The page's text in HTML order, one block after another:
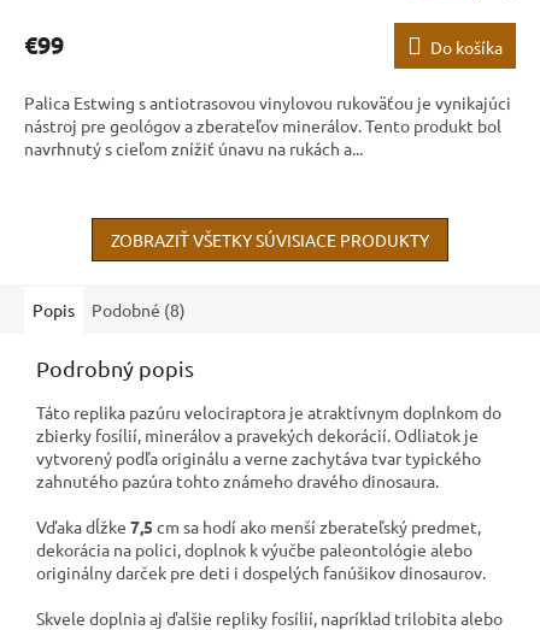
€99 Do košíka
Palica Estwing s antiotrasovou vinylovou rukoväťou je vynikajúci
nástroj pre geológov a zberateľov minerálov. Tento produkt bol
navrhnutý s cieľom znížiť únavu na rukách a...
ZOBRAZIŤ VŠETKY SÚVISIACE PRODUKTY
Popis Podobné (8)
Podrobný popis
Táto replika pazúru velociraptora je atraktívnym doplnkom do
zbierky fosílií, minerálov a pravekých dekorácií. Odliatok je
vytvorený podľa originálu a verne zachytáva tvar typického
zahnutého pazúra tohto známeho dravého dinosaura.
Vďaka dĺžke 7,5 cm sa hodí ako menší zberateľský predmet,
dekorácia na polici, doplnok k výučbe paleontológie alebo
originálny darček pre deti i dospelých fanúšikov dinosaurov.
Skvele doplnia aj ďalšie repliky fosílií, napríklad trilobita alebo